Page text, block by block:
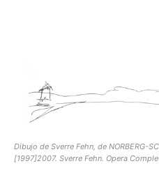
Dibujo de Sverre Fehn, de NORBERG-
[1997]2007. Sverre Fehn. Opera